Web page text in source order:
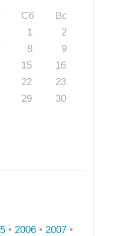
Сб
Вс
1
2
8
9
15
16
22
23
29
30
• 2006 • 2007 •